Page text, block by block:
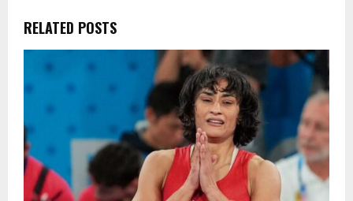
RELATED POSTS